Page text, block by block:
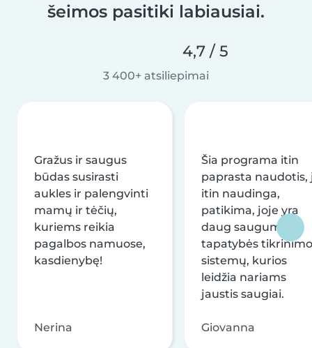
šeimos pasitiki labiausiai.
4,7 / 5
3 400+ atsiliepimai
Gražus ir saugus
būdas susirasti
aukles ir palengvinti
mamų ir tėčių,
kuriems reikia
pagalbos namuose,
kasdienybę!
Nerina
Šia programa itin
paprasta naudotis,
itin naudinga,
patikima, joje yra
daug saugumo ir
tapatybės tikrinimo
sistemų, kurios
leidžia nariams
jaustis saugiai.
Giovanna